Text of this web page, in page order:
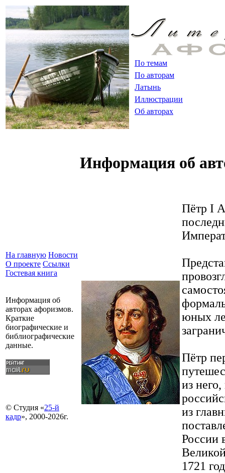
По темам
По авторам
Латынь
Иллюстрации
Об авторах
На главную Новости
О проекте Ссылки
Гостевая книга
Информация об
авторах афоризмов.
Краткие
биографические и
библиографические
данные.
© Студия «25-й
кадр», 2000-2026г.
Информация об
Пётр I
юных
Пётр
из
из
России
1721